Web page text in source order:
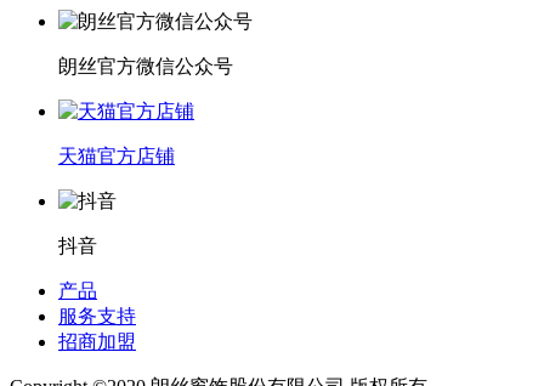
朗丝官方微信公众号
天猫官方店铺
抖音
产品
服务支持
招商加盟